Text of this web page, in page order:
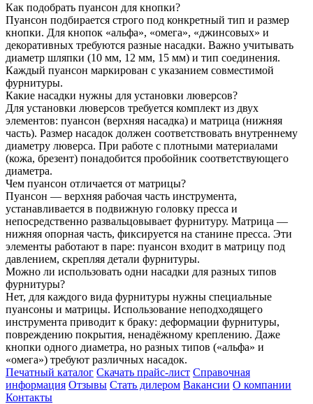
Как подобрать пуансон для кнопки?
Пуансон подбирается строго под конкретный тип и размер
кнопки. Для кнопок «альфа», «омега», «джинсовых» и
декоративных требуются разные насадки. Важно учитывать
диаметр шляпки (10 мм, 12 мм, 15 мм) и тип соединения.
Каждый пуансон маркирован с указанием совместимой
фурнитуры.
Какие насадки нужны для установки люверсов?
Для установки люверсов требуется комплект из двух
элементов: пуансон (верхняя насадка) и матрица (нижняя
часть). Размер насадок должен соответствовать внутреннему
диаметру люверса. При работе с плотными материалами
(кожа, брезент) понадобится пробойник соответствующего
диаметра.
Чем пуансон отличается от матрицы?
Пуансон — верхняя рабочая часть инструмента,
устанавливается в подвижную головку пресса и
непосредственно развальцовывает фурнитуру. Матрица —
нижняя опорная часть, фиксируется на станине пресса. Эти
элементы работают в паре: пуансон входит в матрицу под
давлением, скрепляя детали фурнитуры.
Можно ли использовать одни насадки для разных типов
фурнитуры?
Нет, для каждого вида фурнитуры нужны специальные
пуансоны и матрицы. Использование неподходящего
инструмента приводит к браку: деформации фурнитуры,
повреждению покрытия, ненадёжному креплению. Даже
кнопки одного диаметра, но разных типов («альфа» и
«омега») требуют различных насадок.
Печатный каталог Скачать прайс-лист Справочная
информация Отзывы Стать дилером Вакансии О компании
Контакты